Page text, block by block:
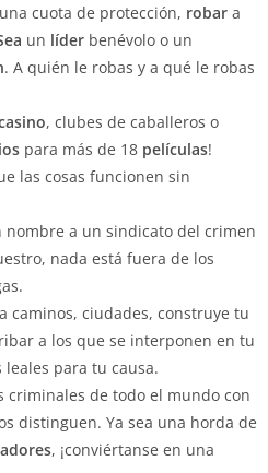
cuota de protección, robar a
un líder benévolo o un
. A quién le robas y a qué le robas
, clubes de caballeros o
para más de 18 películas!
las cosas funcionen sin
nombre a un sindicato del crimen
nada está fuera de los
caminos, ciudades, construye tu
a los que se interponen en tu
para tu causa.
criminales de todo el mundo con
distinguen. Ya sea una horda de
, ¡conviértanse en una